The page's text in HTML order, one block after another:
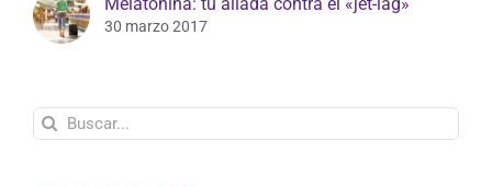
30 marzo 2017
Buscar: